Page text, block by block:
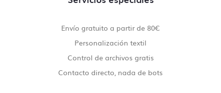
Envío gratuito a partir de 80€
Personalización textil
Control de archivos gratis
Contacto directo, nada de bots